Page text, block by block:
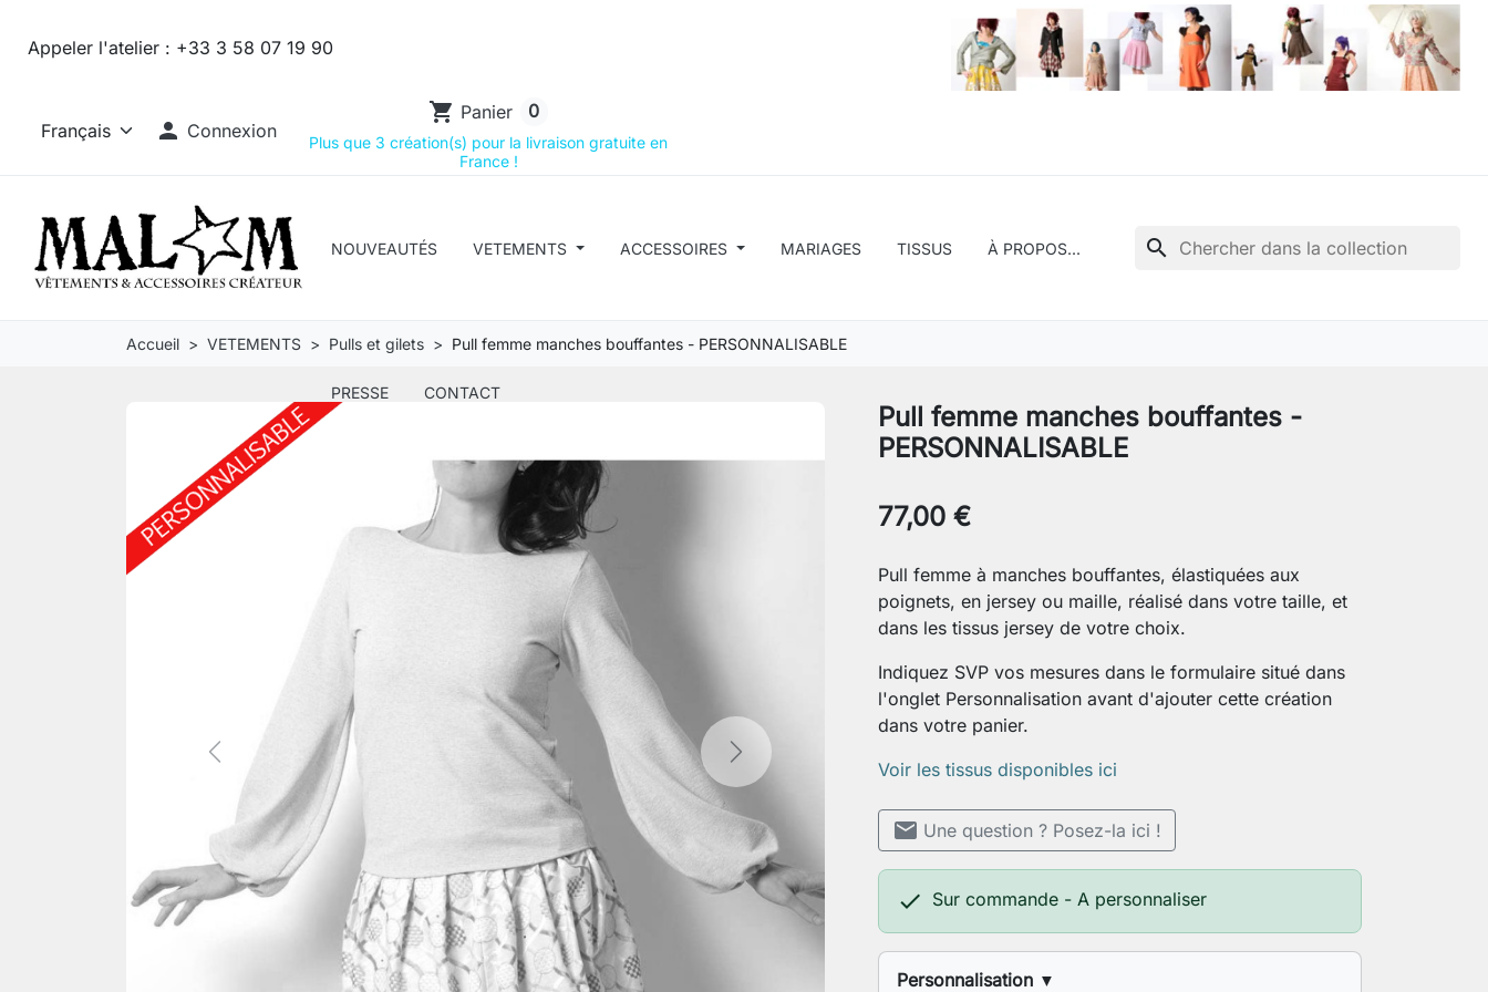
Appeler l'atelier : +33 3 58 07 19 90
 Connexion
shopping_cart Panier 0
Plus que 3 création(s) pour la livraison gratuite en
France !
NOUVEAUTÉS VETEMENTS ACCESSOIRES MARIAGES TISSUS À PROPOS...
PRESSE CONTACT
search
Accueil VETEMENTS Pulls et gilets Pull femme manches bouffantes - PERSONNALISABLE
Previous Next
Pull femme manches bouffantes -
PERSONNALISABLE
77,00 €
Pull femme à manches bouffantes, élastiquées aux
poignets, en jersey ou maille, réalisé dans votre taille, et
dans les tissus jersey de votre choix.
Indiquez SVP vos mesures dans le formulaire situé dans
l'onglet Personnalisation avant d'ajouter cette création
dans votre panier.
Voir les tissus disponibles ici
mail Une question ? Posez-la ici !
 Sur commande - A personnaliser
Personnalisation ▼